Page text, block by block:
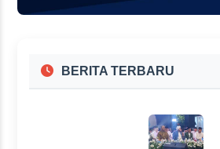
BERITA TERBARU